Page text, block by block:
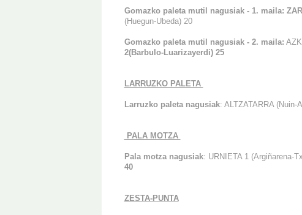
Gomazko paleta mutil nagusiak - 1. maila:
(Huegun-Ubeda) 20
Gomazko paleta mutil nagusiak - 2. maila:
2(Barbulo-Luarizayerdi) 25
LARRUZKO PALETA
Larruzko paleta nagusiak: ALTZATARRA (Nuin-
PALA MOTZA
Pala motza nagusiak: URNIETA 1 (Argiñarena-
40
ZESTA-PUNTA